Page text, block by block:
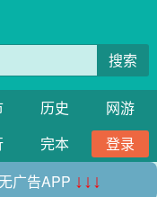
搜索
历史
网游
完本
登录
广告APP ↓↓↓